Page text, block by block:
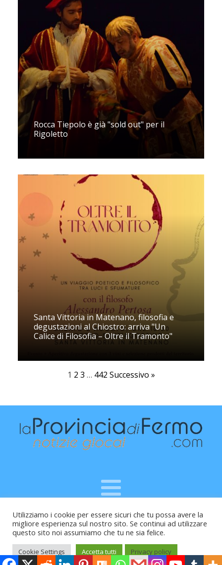
Rocca Tiepolo è già "sold out" per il
Rigoletto
Santa Vittoria in Matenano, filosofia e
degustazioni al Chiostro: arriva "Un
Calice di Filosofia – Oltre il Tramonto"
1 2 3 … 442 Successivo »
Raffaele Vitali - via Leopardi 10 - 61121 Pesaro (PU) -
Cod.Fisc VTLRFL77B02L500Y - Testata giornalistica, aut.
Trib.Fermo n.04/2010 del 05/08/2010
Utilizziamo i cookie per essere sicuri che tu possa avere la
migliore esperienza sul nostro sito. Se continui ad utilizzare
questo sito noi assumiamo che tu ne sia felice.
Cookie Settings Accetta tutti Privacy policy